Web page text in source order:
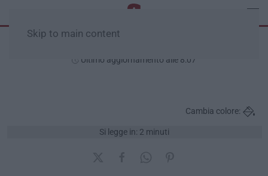
Skip to main content
Ultimo aggiornamento alle 8:07
Si legge in: 2 minuti
Cambia colore: